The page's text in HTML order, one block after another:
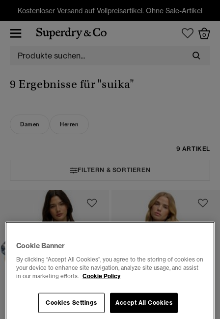
Kostenloser Versand auf Vollpreisartikel. Ohne Sale-Artikel
0
9 Ergebnisse für"suika"
Damen Herren
9 ARTIKEL
FILTERN & SORTIEREN
Cookie Banner
By clicking “Accept All Cookies”, you agree to the storing of cookies on
your device to enhance site navigation, analyze site usage, and assist
in our marketing efforts. Cookie Policy
Accept All Cookies
Cookies Settings